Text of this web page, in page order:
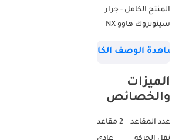
المنتج الكامل - جرار
سينوتروك هاوو NX
الصنع: سينوتروك -
- الوزن الإجمالي
الوصف الكامل
الميزات
والخصائص
عدد المقاعد
2 مقاعد